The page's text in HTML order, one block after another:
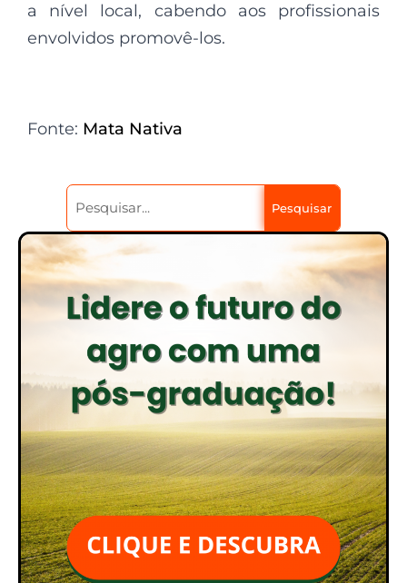
a nível local, cabendo aos profissionais
envolvidos promovê-los.
Fonte: Mata Nativa
Pesquisar